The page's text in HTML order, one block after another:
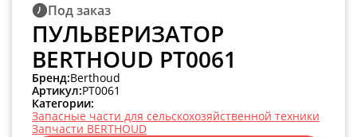
Под заказ
ПУЛЬВЕРИЗАТОР
BERTHOUD PT0061
Бренд:Berthoud
Артикул:PT0061
Категории:
Запасные части для сельскохозяйственной техники
Запчасти BERTHOUD